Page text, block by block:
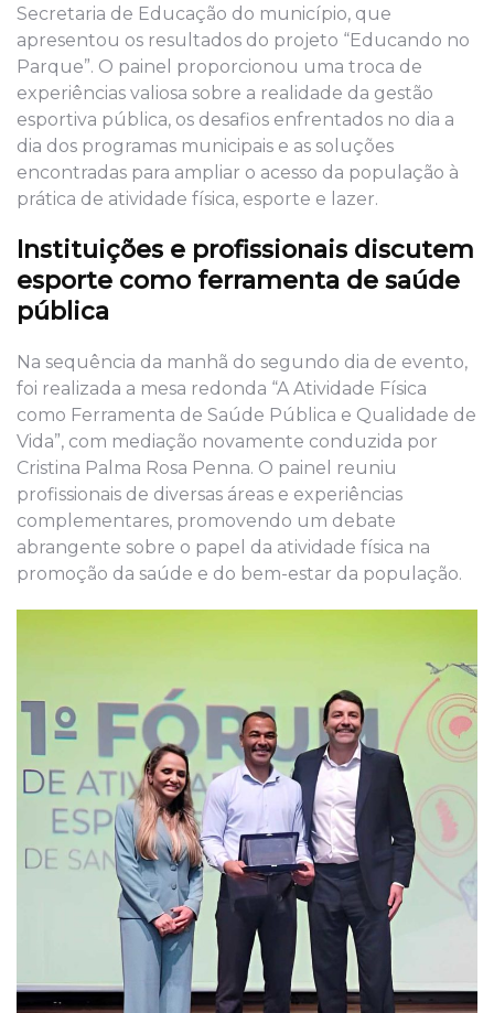
Secretaria de Educação do município, que
apresentou os resultados do projeto “Educando no
Parque”. O painel proporcionou uma troca de
experiências valiosa sobre a realidade da gestão
esportiva pública, os desafios enfrentados no dia a
dia dos programas municipais e as soluções
encontradas para ampliar o acesso da população à
prática de atividade física, esporte e lazer.
Instituições e profissionais discutem
esporte como ferramenta de saúde
pública
Na sequência da manhã do segundo dia de evento,
foi realizada a mesa redonda “A Atividade Física
como Ferramenta de Saúde Pública e Qualidade de
Vida”, com mediação novamente conduzida por
Cristina Palma Rosa Penna. O painel reuniu
profissionais de diversas áreas e experiências
complementares, promovendo um debate
abrangente sobre o papel da atividade física na
promoção da saúde e do bem-estar da população.